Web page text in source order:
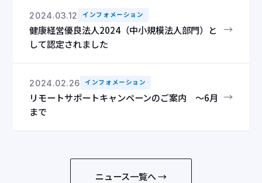
2024.03.12 インフォメーション
健康経営優良法人2024（中小規模法人部門）と
して認定されました
→
2024.02.26 インフォメーション
リモートサポートキャンペーンのご案内 ～6月
まで
→
ニュース一覧へ →